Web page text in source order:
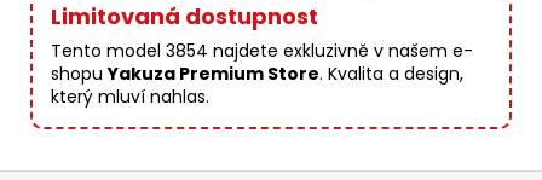
Limitovaná dostupnost
Tento model 3854 najdete exkluzivně v našem e-
shopuYakuza Premium Store. Kvalita a design,
který mluví nahlas.